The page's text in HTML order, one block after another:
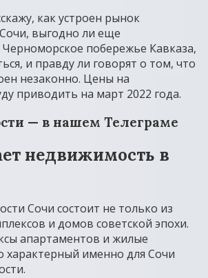
как устроен рынок
выгодно ли еще
побережье Кавказа,
и правду ли говорят о том, что
незаконно. Цены на
приводить на март 2022 года.
— в нашем Телеграме
недвижимость в
Сочи состоит не только из
и домов советской эпохи.
апартаментов и жилые
именно для Сочи